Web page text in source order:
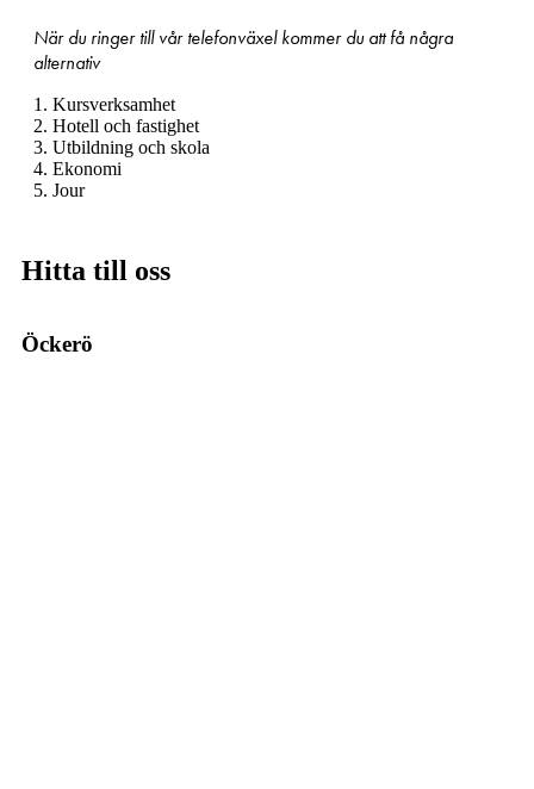
När du ringer till vår telefonväxel kommer du att få några
alternativ
1. Kursverksamhet
2. Hotell och fastighet
3. Utbildning och skola
4. Ekonomi
5. Jour
Hitta till oss
Öckerö